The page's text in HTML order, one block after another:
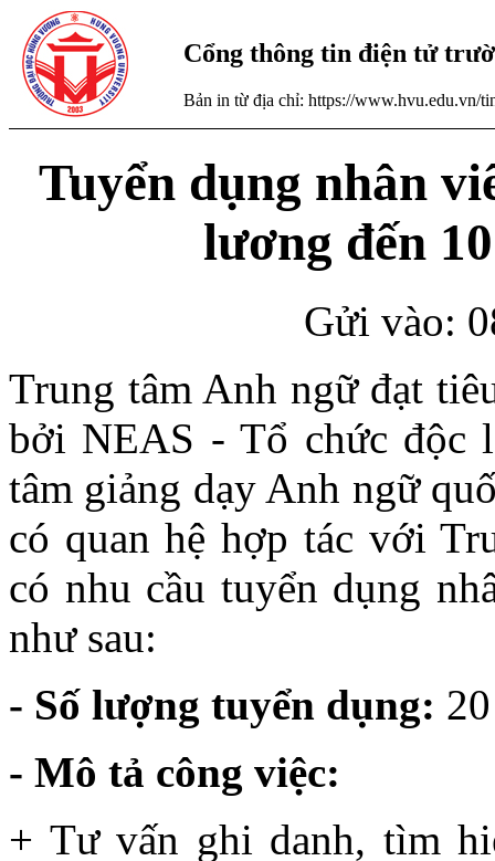
Cổng thông tin điện tử
Bản in từ địa chỉ: https://www.hvu.edu.vn/
Tuyển dụng nhân
lương đến
Gửi vào:
Trung tâm Anh ngữ đạt
bởi NEAS - Tổ chức độc
tâm giảng dạy Anh ngữ
có quan hệ hợp tác với
có nhu cầu tuyển dụng
như sau:
- Số lượng tuyển dụng:
- Mô tả công việc:
+ Tư vấn ghi danh, tìm